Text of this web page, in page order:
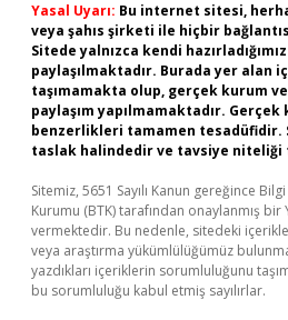
Yasal Uyarı: Bu internet sitesi,
veya şahıs şirketi ile hiçbir
Sitede yalnızca kendi
paylaşılmaktadır. Burada yer alan
taşımamakta olup, gerçek kurum
paylaşım yapılmamaktadır.
benzerlikleri tamamen
taslak halindedir ve tavsiye niteliği
Sitemiz, 5651 Sayılı Kanun gereğince
Kurumu (BTK) tarafından onaylanmış bir
vermektedir. Bu nedenle, sitedeki
veya araştırma yükümlülüğümüz
yazdıkları içeriklerin sorumluluğunu
bu sorumluluğu kabul etmiş sayılırlar.